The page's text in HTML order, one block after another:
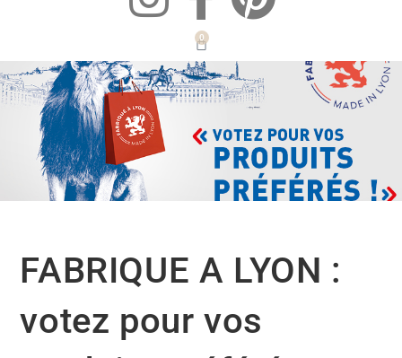
0
FABRIQUE A LYON : votez
pour vos produits préférés
FABRIQUE A LYON :
votez pour vos